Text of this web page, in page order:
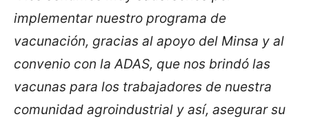
implementar nuestro programa de
vacunación, gracias al apoyo del Minsa y al
convenio con la ADAS, que nos brindó las
vacunas para los trabajadores de nuestra
comunidad agroindustrial y así, asegurar su